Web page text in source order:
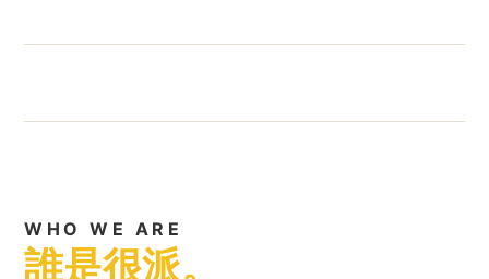
WHO WE ARE
誰是很派。